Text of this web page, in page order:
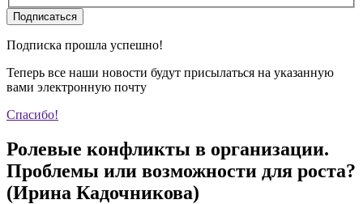
Подписаться
Подписка прошла успешно!
Теперь все наши новости будут присылаться на указанную
вами электронную почту
Спасибо!
Ролевые конфликты в организации.
Проблемы или возможности для роста?
(Ирина Кадочникова)